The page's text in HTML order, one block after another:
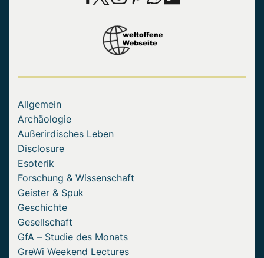
Allgemein
Archäologie
Außerirdisches Leben
Disclosure
Esoterik
Forschung & Wissenschaft
Geister & Spuk
Geschichte
Gesellschaft
GfA – Studie des Monats
GreWi Weekend Lectures